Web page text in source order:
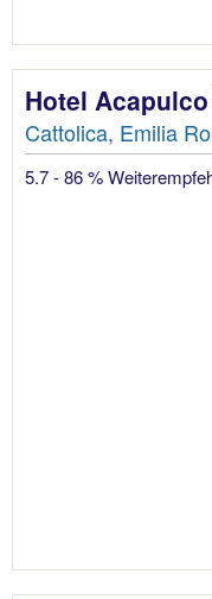
Hotel Acapulco
Cattolica, Emilia
5.7 - 86 %